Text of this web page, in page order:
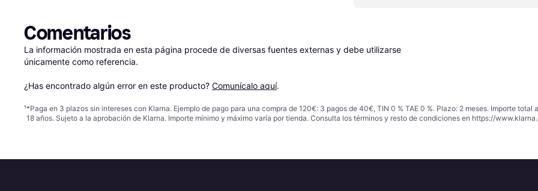
Comentarios
La información mostrada en esta página procede de diversas fuentes externas y debe utilizarse
únicamente como referencia.
¿Has encontrado algún error en este producto? Comunícalo aquí.
¹*Paga en 3 plazos sin intereses con Klarna. Ejemplo de pago para una compra de 120€: 3 pagos de 40€, TIN 0 % TAE 0 %. Plazo: 2 meses. Importe
18 años. Sujeto a la aprobación de Klarna. Importe mínimo y máximo varía por tienda. Consulta los términos y resto de condiciones en https://